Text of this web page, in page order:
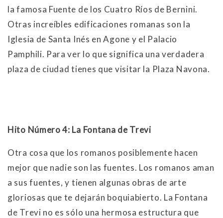
la famosa Fuente de los Cuatro Ríos de Bernini.
Otras increíbles edificaciones romanas son la
Iglesia de Santa Inés en Agone y el Palacio
Pamphili. Para ver lo que significa una verdadera
plaza de ciudad tienes que visitar la Plaza Navona.
Hito Número 4: La Fontana de Trevi
Otra cosa que los romanos posiblemente hacen
mejor que nadie son las fuentes. Los romanos aman
a sus fuentes, y tienen algunas obras de arte
gloriosas que te dejarán boquiabierto. La Fontana
de Trevi no es sólo una hermosa estructura que